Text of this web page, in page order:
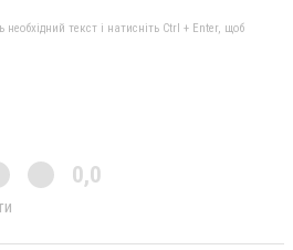
текст і натисніть Ctrl + Enter, щоб
0,0